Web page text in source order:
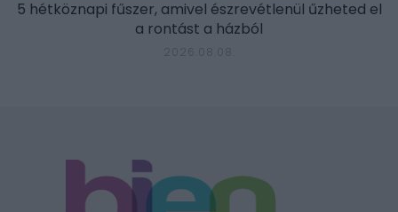
5 hétköznapi fűszer, amivel észrevétlenül űzheted el
a rontást a házból